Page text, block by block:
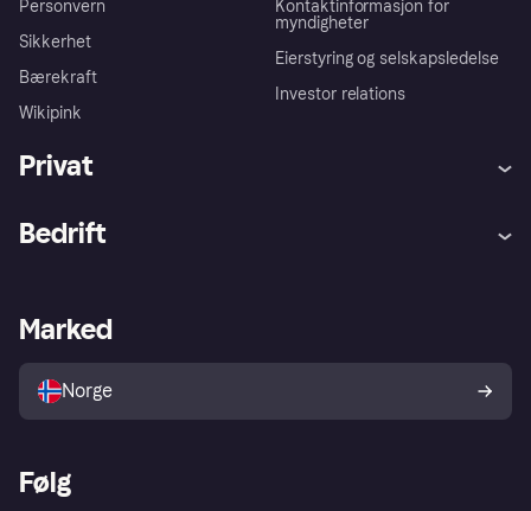
Personvern
Sikkerhet
Bærekraft
Wikipink
Kontaktinformasjon for
myndigheter
Eierstyring og selskapsledelse
Investor relations
Privat
Utforsk butikker
Bedrift
Merchant portal
Marked
Norge
Følg